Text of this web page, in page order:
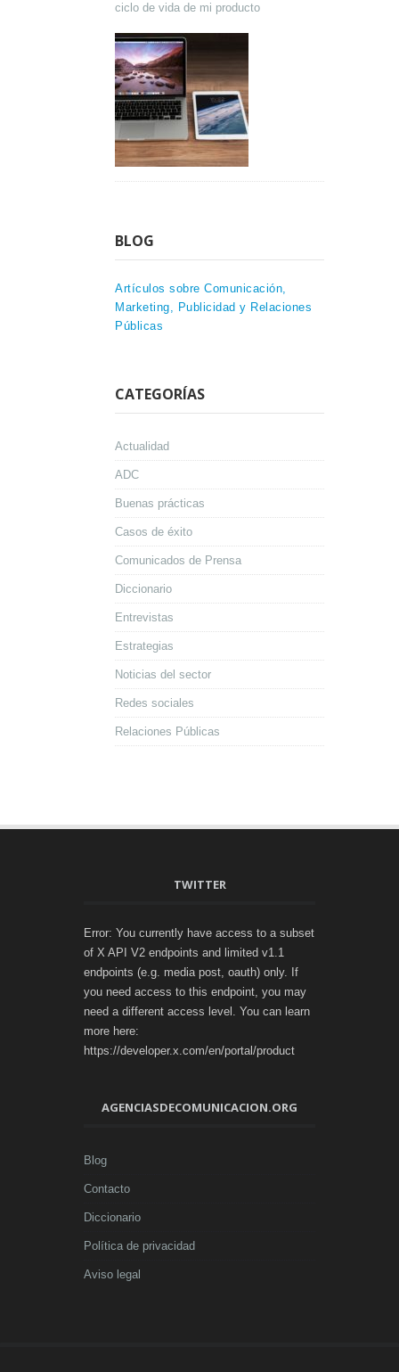
ciclo de vida de mi producto
BLOG
Artículos sobre Comunicación,
Marketing, Publicidad y Relaciones
Públicas
CATEGORÍAS
Actualidad
ADC
Buenas prácticas
Casos de éxito
Comunicados de Prensa
Diccionario
Entrevistas
Estrategias
Noticias del sector
Redes sociales
Relaciones Públicas
TWITTER
Error: You currently have access to a subset
of X API V2 endpoints and limited v1.1
endpoints (e.g. media post, oauth) only. If
you need access to this endpoint, you may
need a different access level. You can learn
more here:
https://developer.x.com/en/portal/product
AGENCIASDECOMUNICACION.ORG
Blog
Contacto
Diccionario
Política de privacidad
Aviso legal